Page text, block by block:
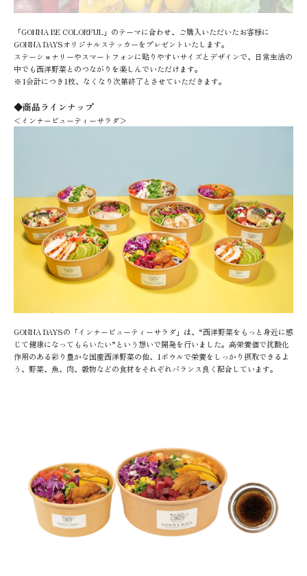
「GONNA BE COLORFUL」のテーマに合わせ、ご購入いただいたお客様に
GONNA DAYSオリジナルステッカーをプレゼントいたします。
ステーショナリーやスマートフォンに貼りやすいサイズとデザインで、日常生活の
中でも西洋野菜とのつながりを楽しんでいただけます。
※1会計につき1枚、なくなり次第終了とさせていただきます。
◆商品ラインナップ
＜インナービューティーサラダ＞
GONNA DAYSの「インナービューティーサラダ」は、“西洋野菜をもっと身近に感
じて健康になってもらいたい”という想いで開発を行いました。高栄養価で抗酸化
作用のある彩り豊かな国産西洋野菜の他、1ボウルで栄養をしっかり摂取できるよ
う、野菜、魚、肉、穀物などの食材をそれぞれバランス良く配合しています。